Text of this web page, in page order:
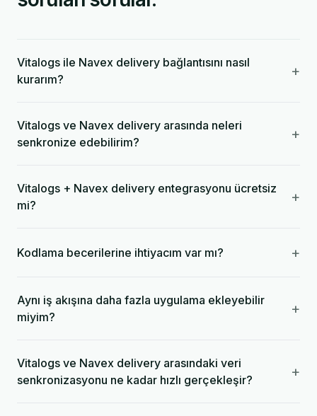
Vitalogs ile Navex delivery bağlantısını nasıl
kurarım?
+
Vitalogs ve Navex delivery arasında neleri
senkronize edebilirim?
+
Vitalogs + Navex delivery entegrasyonu ücretsiz
mi?
+
Kodlama becerilerine ihtiyacım var mı? +
Aynı iş akışına daha fazla uygulama ekleyebilir
miyim?
+
Vitalogs ve Navex delivery arasındaki veri
senkronizasyonu ne kadar hızlı gerçekleşir?
+